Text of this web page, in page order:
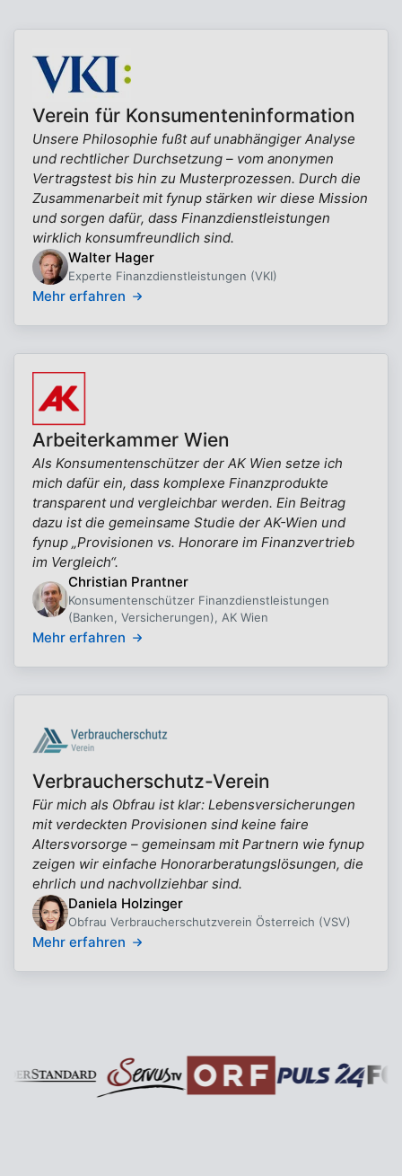
Verein für Konsumenteninformation
Unsere Philosophie fußt auf unabhängiger Analyse
und rechtlicher Durchsetzung – vom anonymen
Vertragstest bis hin zu Musterprozessen. Durch die
Zusammenarbeit mit fynup stärken wir diese Mission
und sorgen dafür, dass Finanzdienstleistungen
wirklich konsumfreundlich sind.
Walter Hager
Experte Finanzdienstleistungen (VKI)
Mehr erfahren
Arbeiterkammer Wien
Als Konsumentenschützer der AK Wien setze ich
mich dafür ein, dass komplexe Finanzprodukte
transparent und vergleichbar werden. Ein Beitrag
dazu ist die gemeinsame Studie der AK-Wien und
fynup „Provisionen vs. Honorare im Finanzvertrieb
im Vergleich“.
Christian Prantner
Konsumentenschützer Finanzdienstleistungen
(Banken, Versicherungen), AK Wien
Mehr erfahren
Verbraucherschutz-Verein
Für mich als Obfrau ist klar: Lebensversicherungen
mit verdeckten Provisionen sind keine faire
Altersvorsorge – gemeinsam mit Partnern wie fynup
zeigen wir einfache Honorarberatungslösungen, die
ehrlich und nachvollziehbar sind.
Daniela Holzinger
Obfrau Verbraucherschutzverein Österreich (VSV)
Mehr erfahren